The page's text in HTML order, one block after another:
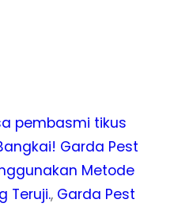
pembasmi tikus
Garda Pest
Metode
Teruji., Garda Pest